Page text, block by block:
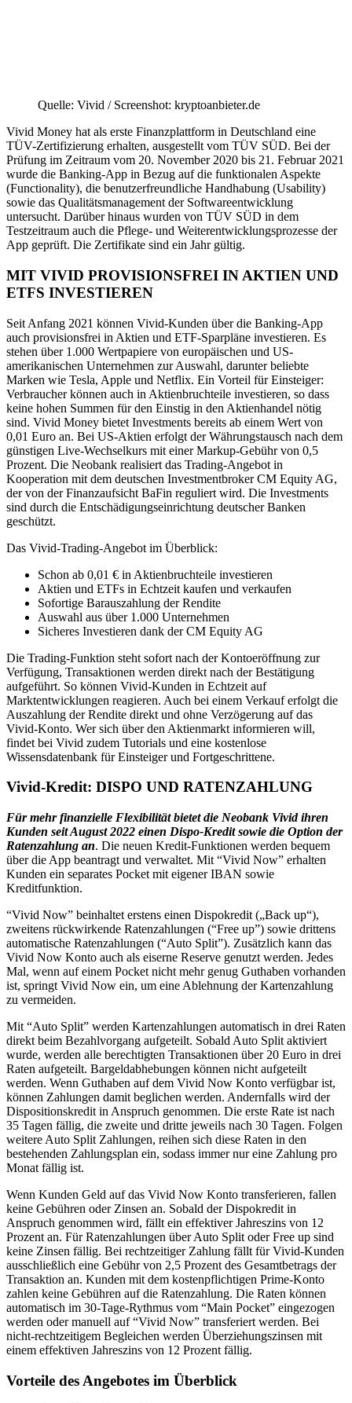
Quelle: Vivid / Screenshot: kryptoanbieter.de
Vivid Money hat als erste Finanzplattform in Deutschland eine
TÜV-Zertifizierung erhalten, ausgestellt vom TÜV SÜD. Bei der
Prüfung im Zeitraum vom 20. November 2020 bis 21. Februar 2021
wurde die Banking-App in Bezug auf die funktionalen Aspekte
(Functionality), die benutzerfreundliche Handhabung (Usability)
sowie das Qualitätsmanagement der Softwareentwicklung
untersucht. Darüber hinaus wurden von TÜV SÜD in dem
Testzeitraum auch die Pflege- und Weiterentwicklungsprozesse der
App geprüft. Die Zertifikate sind ein Jahr gültig.
MIT VIVID PROVISIONSFREI IN AKTIEN UND
ETFS INVESTIEREN
Seit Anfang 2021 können Vivid-Kunden über die Banking-App
auch provisionsfrei in Aktien und ETF-Sparpläne investieren. Es
stehen über 1.000 Wertpapiere von europäischen und US-
amerikanischen Unternehmen zur Auswahl, darunter beliebte
Marken wie Tesla, Apple und Netflix. Ein Vorteil für Einsteiger:
Verbraucher können auch in Aktienbruchteile investieren, so dass
keine hohen Summen für den Einstig in den Aktienhandel nötig
sind. Vivid Money bietet Investments bereits ab einem Wert von
0,01 Euro an. Bei US-Aktien erfolgt der Währungstausch nach dem
günstigen Live-Wechselkurs mit einer Markup-Gebühr von 0,5
Prozent. Die Neobank realisiert das Trading-Angebot in
Kooperation mit dem deutschen Investmentbroker CM Equity AG,
der von der Finanzaufsicht BaFin reguliert wird. Die Investments
sind durch die Entschädigungseinrichtung deutscher Banken
geschützt.
Das Vivid-Trading-Angebot im Überblick:
Schon ab 0,01 € in Aktienbruchteile investieren
Aktien und ETFs in Echtzeit kaufen und verkaufen
Sofortige Barauszahlung der Rendite
Auswahl aus über 1.000 Unternehmen
Sicheres Investieren dank der CM Equity AG
Die Trading-Funktion steht sofort nach der Kontoeröffnung zur
Verfügung, Transaktionen werden direkt nach der Bestätigung
aufgeführt. So können Vivid-Kunden in Echtzeit auf
Marktentwicklungen reagieren. Auch bei einem Verkauf erfolgt die
Auszahlung der Rendite direkt und ohne Verzögerung auf das
Vivid-Konto. Wer sich über den Aktienmarkt informieren will,
findet bei Vivid zudem Tutorials und eine kostenlose
Wissensdatenbank für Einsteiger und Fortgeschrittene.
Vivid-Kredit: DISPO UND RATENZAHLUNG
Für mehr finanzielle Flexibilität bietet die Neobank Vivid ihren
Kunden seit August 2022 einen Dispo-Kredit sowie die Option der
Ratenzahlung an. Die neuen Kredit-Funktionen werden bequem
über die App beantragt und verwaltet. Mit “Vivid Now” erhalten
Kunden ein separates Pocket mit eigener IBAN sowie
Kreditfunktion.
“Vivid Now” beinhaltet erstens einen Dispokredit („Back up“),
zweitens rückwirkende Ratenzahlungen (“Free up”) sowie drittens
automatische Ratenzahlungen (“Auto Split”). Zusätzlich kann das
Vivid Now Konto auch als eiserne Reserve genutzt werden. Jedes
Mal, wenn auf einem Pocket nicht mehr genug Guthaben vorhanden
ist, springt Vivid Now ein, um eine Ablehnung der Kartenzahlung
zu vermeiden.
Mit “Auto Split” werden Kartenzahlungen automatisch in drei Raten
direkt beim Bezahlvorgang aufgeteilt. Sobald Auto Split aktiviert
wurde, werden alle berechtigten Transaktionen über 20 Euro in drei
Raten aufgeteilt. Bargeldabhebungen können nicht aufgeteilt
werden. Wenn Guthaben auf dem Vivid Now Konto verfügbar ist,
können Zahlungen damit beglichen werden. Andernfalls wird der
Dispositionskredit in Anspruch genommen. Die erste Rate ist nach
35 Tagen fällig, die zweite und dritte jeweils nach 30 Tagen. Folgen
weitere Auto Split Zahlungen, reihen sich diese Raten in den
bestehenden Zahlungsplan ein, sodass immer nur eine Zahlung pro
Monat fällig ist.
Wenn Kunden Geld auf das Vivid Now Konto transferieren, fallen
keine Gebühren oder Zinsen an. Sobald der Dispokredit in
Anspruch genommen wird, fällt ein effektiver Jahreszins von 12
Prozent an. Für Ratenzahlungen über Auto Split oder Free up sind
keine Zinsen fällig. Bei rechtzeitiger Zahlung fällt für Vivid-Kunden
ausschließlich eine Gebühr von 2,5 Prozent des Gesamtbetrags der
Transaktion an. Kunden mit dem kostenpflichtigen Prime-Konto
zahlen keine Gebühren auf die Ratenzahlung. Die Raten können
automatisch im 30-Tage-Rythmus vom “Main Pocket” eingezogen
werden oder manuell auf “Vivid Now” transferiert werden. Bei
nicht-rechtzeitigem Begleichen werden Überziehungszinsen mit
einem effektiven Jahreszins von 12 Prozent fällig.
Vorteile des Angebotes im Überblick